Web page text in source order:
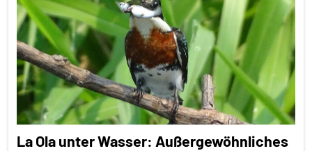
Artikel
Alle
Themen
Alle
Tiergruppen
Ausgewählte
Artikel
La Ola unter Wasser: Außergewöhnliches